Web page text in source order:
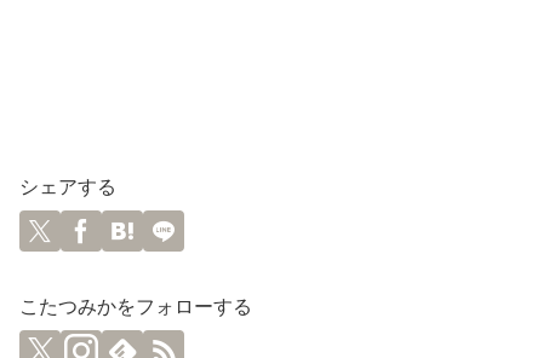
シェアする
こたつみかをフォローする